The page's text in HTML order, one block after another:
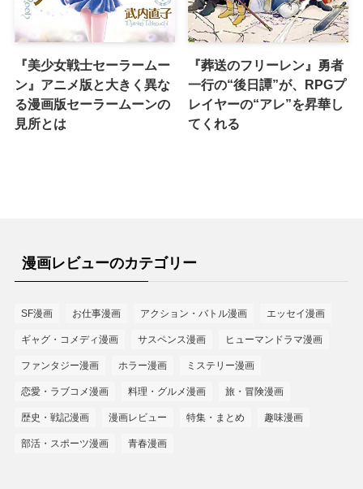
『美少女戦士セーラームー
ン』アニメ版と大きく異な
る漫画版セーラームーンの
見所とは
『葬送のフリーレン』勇者
一行の“後日譚”が、RPGプ
レイヤーの“アレ”を昇華し
てくれる
漫画レビューのカテゴリー
SF漫画 お仕事漫画 アクション・バトル漫画 エッセイ漫画
ギャグ・コメディ漫画 サスペンス漫画 ヒューマンドラマ漫画
ファンタジー漫画 ホラー漫画 ミステリー漫画
恋愛・ラブコメ漫画 料理・グルメ漫画 旅・冒険漫画
歴史・戦記漫画 漫画レビュー 特集・まとめ 趣味漫画
部活・スポーツ漫画 青春漫画